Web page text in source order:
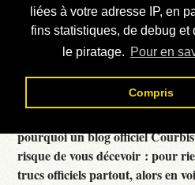
liées à votre adresse IP, en
fins statistiques, de debug et
le piratage. Pour en
Compris
Liens externes
Téléchargement
Contact
Courbis, « LE » Blog Officiel -
pourquoi un blog officiel
risque de vous décevoir : pour
trucs officiels partout, alors en